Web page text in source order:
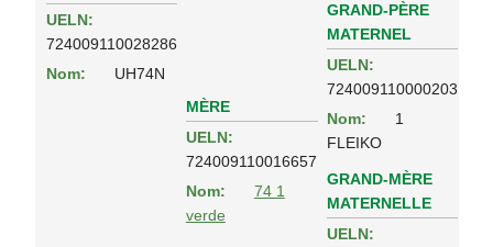
UELN:
724009110028286
Nom:
UH74N
MÈRE
UELN:
724009110016657
Nom:
74 1
verde
GRAND-PÈRE
MATERNEL
UELN:
724009110000203
Nom:
1
FLEIKO
GRAND-MÈRE
MATERNELLE
UELN: